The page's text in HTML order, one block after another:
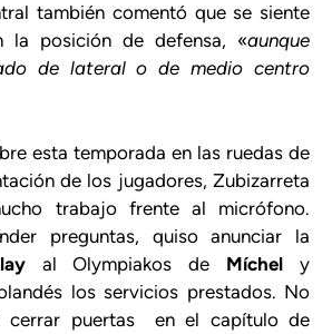
también comentó que se siente
la posición de defensa, «aunque
de lateral o de medio centro
esta temporada en las ruedas de
de los jugadores, Zubizarreta
trabajo frente al micrófono.
preguntas, quiso anunciar la
al Olympiakos de Míchel y
los servicios prestados. No
cerrar puertas en el capítulo de